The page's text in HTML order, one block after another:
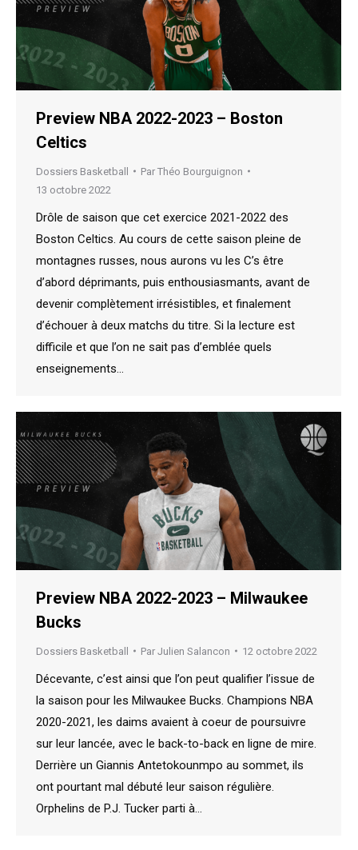
Preview NBA 2022-2023 – Boston
Celtics
Dossiers Basketball Par Théo Bourguignon
13 octobre 2022
Drôle de saison que cet exercice 2021-2022 des
Boston Celtics. Au cours de cette saison pleine de
montagnes russes, nous aurons vu les C’s être
d’abord déprimants, puis enthousiasmants, avant de
devenir complètement irrésistibles, et finalement
d’échouer à deux matchs du titre. Si la lecture est
difficile et que l’on ne sait pas d’emblée quels
enseignements…
Preview NBA 2022-2023 – Milwaukee
Bucks
Dossiers Basketball Par Julien Salancon 12 octobre 2022
Décevante, c’est ainsi que l’on peut qualifier l’issue de
la saison pour les Milwaukee Bucks. Champions NBA
2020-2021, les daims avaient à coeur de poursuivre
sur leur lancée, avec le back-to-back en ligne de mire.
Derrière un Giannis Antetokounmpo au sommet, ils
ont pourtant mal débuté leur saison régulière.
Orphelins de P.J. Tucker parti à…